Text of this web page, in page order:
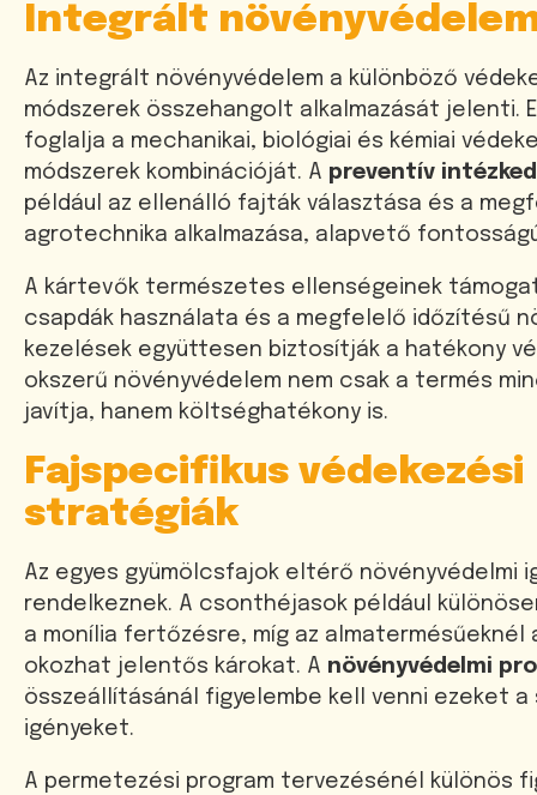
Integrált
Az integrált növényvédelem a különböző
módszerek összehangolt alkalmazását jelenti.
foglalja a mechanikai, biológiai és kémiai
módszerek kombinációját. A preventív
például az ellenálló fajták választása és a
agrotechnika alkalmazása, alapvető
A kártevők természetes ellenségeinek
csapdák használata és a megfelelő időzítésű
kezelések együttesen biztosítják a hatékony
okszerű növényvédelem nem csak a termés
javítja, hanem költséghatékony is.
Fajspecifikus védekezési
stratégiák
Az egyes gyümölcsfajok eltérő növényvédelmi
rendelkeznek. A csonthéjasok például
a monília fertőzésre, míg az almatermésűeknél
okozhat jelentős károkat. A növényvédelmi
összeállításánál figyelembe kell venni ezeket a
igényeket.
A permetezési program tervezésénél különös